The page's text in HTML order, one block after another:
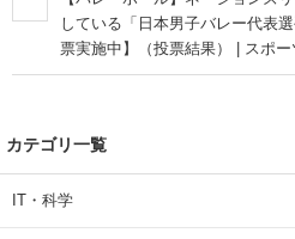
している「日本男子バレー代表
票実施中】（投票結果） | スポ
カテゴリ一覧
IT・科学